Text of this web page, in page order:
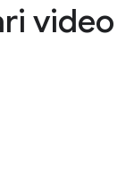
video